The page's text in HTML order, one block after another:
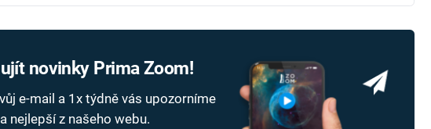
novinky Prima Zoom!
e-mail a 1x týdně vás upozorníme
nejlepší z našeho webu.